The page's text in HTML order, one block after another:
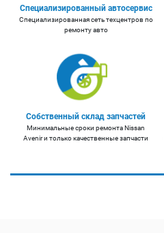
Специализированный автосервис
Специализированная сеть техцентров по
ремонту авто
Собственный склад запчастей
Минимальные сроки ремонта Nissan
Avenir и только качественные запчасти